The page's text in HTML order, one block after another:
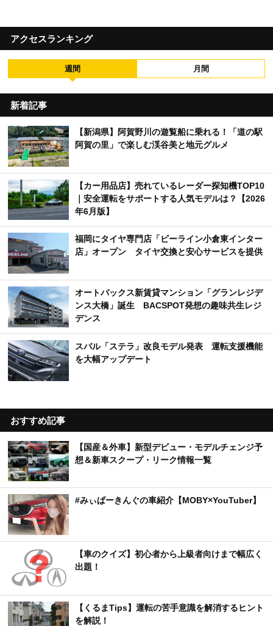
アクセスランキング
週間 月間
新着記事
【新潟県】阿賀野川の遊覧船に乗れる！「道の駅
阿賀の里」で楽しむ渓谷美と地元グルメ
【カー用品店】売れているレーダー探知機TOP10
｜安全運転をサポートする人気モデルは？【2026
年6月版】
福岡にタイヤ専門店「ビーライン小倉東インター
店」オープン タイヤ交換と安心サービスを提供
オートバックス新賃貸マンション「グランレジデ
ンス大橋」誕生 BACSPOT発想の趣味共生レジ
デンス
スバル「ステラ」改良モデル発表 運転支援機能
を大幅アップデート
おすすめ記事
【国産＆外車】新型デビュー・モデルチェンジ予
想＆新車スクープ・リーク情報一覧
#みぃぱーきんぐの車紹介【MOBY×YouTuber】
【車のクイズ】初心者から上級者向けまで幅広く
出題！
【くるまTips】運転の苦手意識を解消するヒント
を解説！